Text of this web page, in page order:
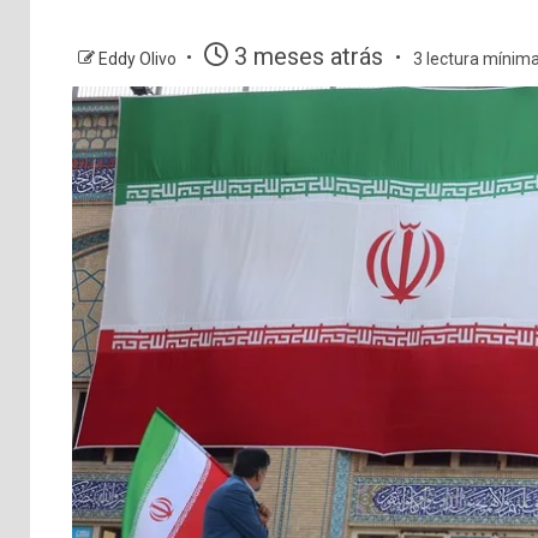
Eddy Olivo 3 meses atrás 3 lectura